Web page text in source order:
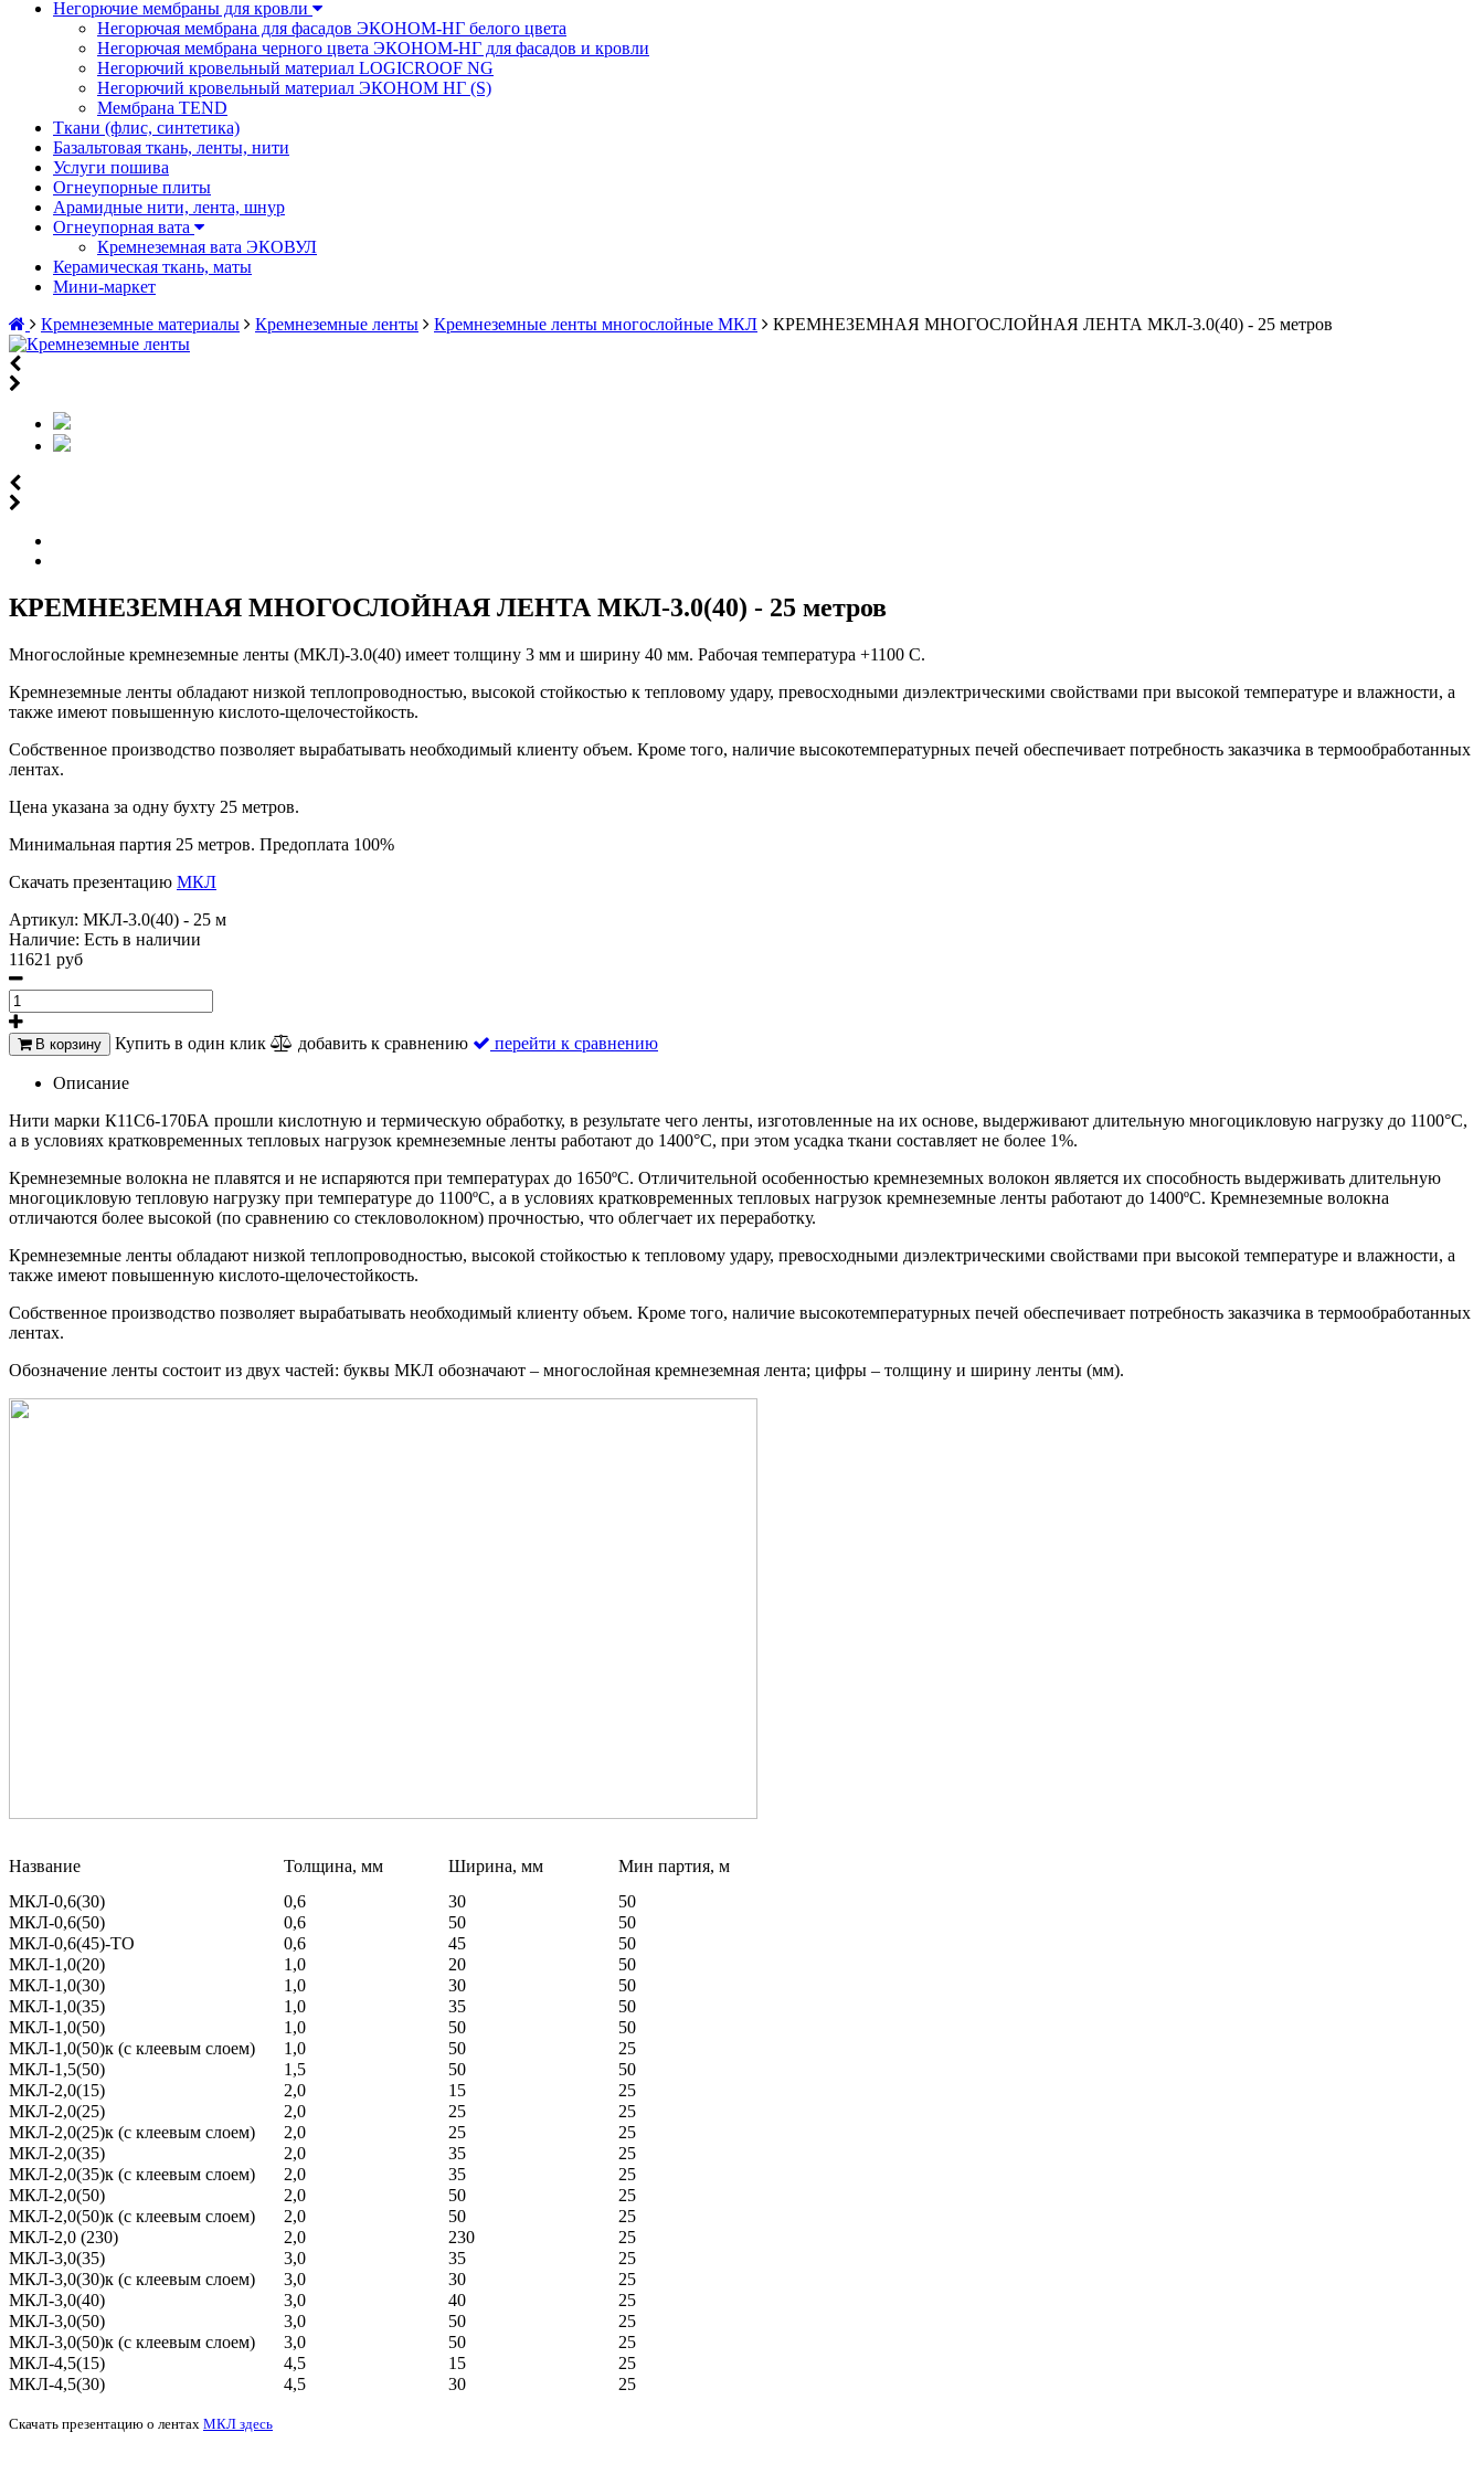
Негорючие мембраны для кровли
Негорючая мембрана для фасадов ЭКОНОМ-НГ белого цвета
Негорючая мембрана черного цвета ЭКОНОМ-НГ для фасадов и кровли
Негорючий кровельный материал LOGICROOF NG
Негорючий кровельный материал ЭКОНОМ НГ (S)
Мембрана TEND
Ткани (флис, синтетика)
Базальтовая ткань, ленты, нити
Услуги пошива
Огнеупорные плиты
Арамидные нити, лента, шнур
Огнеупорная вата
Кремнеземная вата ЭКОВУЛ
Керамическая ткань, маты
Мини-маркет
Кремнеземные материалы
Кремнеземные ленты Кремнеземные ленты многослойные МКЛ КРЕМНЕЗЕМНАЯ МНОГОСЛОЙНАЯ ЛЕНТА МКЛ-3.0(40) - 25 метров
КРЕМНЕЗЕМНАЯ МНОГОСЛОЙНАЯ ЛЕНТА МКЛ-3.0(40) - 25 метров
Многослойные кремнеземные ленты (МКЛ)-3.0(40) имеет толщину 3 мм и ширину 40 мм. Рабочая температура +1100 С.
Кремнеземные ленты обладают низкой теплопроводностью, высокой стойкостью к тепловому удару, превосходными диэлектрическими свойствами при высокой температуре и влажности, а
также имеют повышенную кислото-щелочестойкость.
Собственное производство позволяет вырабатывать необходимый клиенту объем. Кроме того, наличие высокотемпературных печей обеспечивает потребность заказчика в термообработанных
лентах.
Цена указана за одну бухту 25 метров.
Минимальная партия 25 метров. Предоплата 100%
Скачать презентацию МКЛ
Артикул: МКЛ-3.0(40) - 25 м
Наличие: Есть в наличии
11621 руб
В корзину Купить в один клик добавить к сравнению перейти к сравнению
Описание
Нити марки К11С6-170БА прошли кислотную и термическую обработку, в результате чего ленты, изготовленные на их основе, выдерживают длительную многоцикловую нагрузку до 1100°С,
а в условиях кратковременных тепловых нагрузок кремнеземные ленты работают до 1400°С, при этом усадка ткани составляет не более 1%.
Кремнеземные волокна не плавятся и не испаряются при температурах до 1650ºС. Отличительной особенностью кремнеземных волокон является их способность выдерживать длительную
многоцикловую тепловую нагрузку при температуре до 1100ºC, а в условиях кратковременных тепловых нагрузок кремнеземные ленты работают до 1400ºC. Кремнеземные волокна
отличаются более высокой (по сравнению со стекловолокном) прочностью, что облегчает их переработку.
Кремнеземные ленты обладают низкой теплопроводностью, высокой стойкостью к тепловому удару, превосходными диэлектрическими свойствами при высокой температуре и влажности, а
также имеют повышенную кислото-щелочестойкость.
Собственное производство позволяет вырабатывать необходимый клиенту объем. Кроме того, наличие высокотемпературных печей обеспечивает потребность заказчика в термообработанных
лентах.
Обозначение ленты состоит из двух частей: буквы МКЛ обозначают – многослойная кремнеземная лента; цифры – толщину и ширину ленты (мм).
Название Толщина, мм Ширина, мм
Мин партия, м
МКЛ-0,6(30)
0,6 30
50
МКЛ-0,6(50)
0,6 50
50
МКЛ-0,6(45)-ТО
0,6 45
50
МКЛ-1,0(20)
1,0 20
50
МКЛ-1,0(30)
1,0 30
50
МКЛ-1,0(35)
1,0 35
50
МКЛ-1,0(50)
1,0 50
50
МКЛ-1,0(50)к (с клеевым слоем)
1,0 50
25
МКЛ-1,5(50)
1,5 50
50
МКЛ-2,0(15)
2,0 15
25
МКЛ-2,0(25)
2,0 25
25
МКЛ-2,0(25)к (с клеевым слоем)
2,0 25
25
МКЛ-2,0(35)
2,0 35
25
МКЛ-2,0(35)к (с клеевым слоем)
2,0 35
25
МКЛ-2,0(50)
2,0 50
25
МКЛ-2,0(50)к (с клеевым слоем)
2,0 50
25
МКЛ-2,0 (230)
2,0 230
25
МКЛ-3,0(35)
3,0 35
25
МКЛ-3,0(30)к (с клеевым слоем)
3,0 30
25
МКЛ-3,0(40)
3,0 40
25
МКЛ-3,0(50)
3,0 50
25
МКЛ-3,0(50)к (с клеевым слоем)
3,0 50
25
МКЛ-4,5(15)
4,5 15
25
МКЛ-4,5(30)
4,5 30 25
Скачать презентацию о лентах МКЛ здесь